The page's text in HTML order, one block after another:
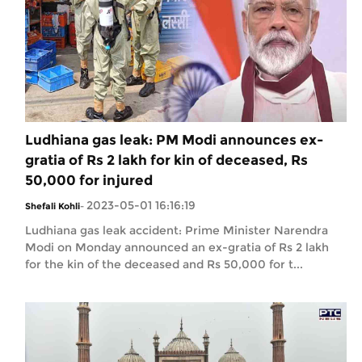
Ludhiana gas leak: PM Modi announces ex-
gratia of Rs 2 lakh for kin of deceased, Rs
50,000 for injured
Shefali Kohli- 2023-05-01 16:16:19
Ludhiana gas leak accident: Prime Minister Narendra
Modi on Monday announced an ex-gratia of Rs 2 lakh
for the kin of the deceased and Rs 50,000 for t...